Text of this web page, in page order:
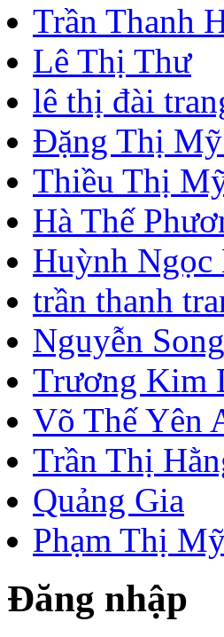
Nguyễn Hà
Lê Nguyễn
nguyễn
Nguyễn Thị
Chung Mạnh
Nguyễn Thị
Trần Thanh
Lê Thị Thư
lê thị đài
Đặng Thị
Thiều Thị
Hà Thế
Huỳnh Ngọc
trần thanh
Nguyễn Song